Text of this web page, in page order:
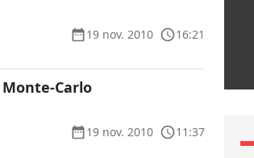
19 nov. 2010
16:21
Carlo
19 nov. 2010
11:37